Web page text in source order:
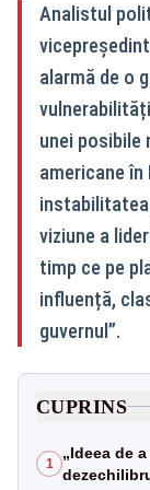
Analistul
alarmă de o
unei posibile
americane
viziune a
timp ce pe
influență,
guvernul”.
CUPRINS
1
„Ideea de